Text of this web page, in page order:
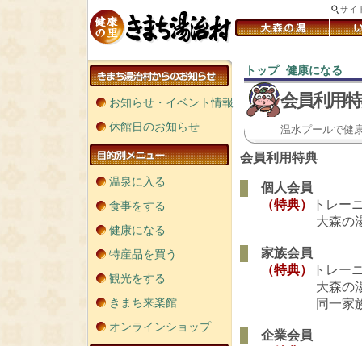
サイ
お知らせ・イベント情報
休館日のお知らせ
温泉に入る
食事をする
健康になる
特産品を買う
観光をする
きまち来楽館
オンラインショップ
トップ 健康になる
会員利用
温水プールで健
会員利用特典
個人会員
（特典）
トレー
大森の湯410
家族会員
（特典）
トレー
大森の湯410
同一家族につ
企業会員